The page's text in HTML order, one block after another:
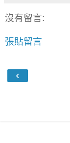
沒有留言:
張貼留言
‹